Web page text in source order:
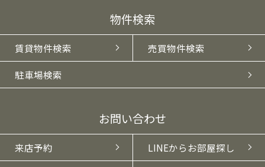
物件検索
賃貸物件検索 売買物件検索
駐車場検索
お問い合わせ
来店予約 LINEからお部屋探し